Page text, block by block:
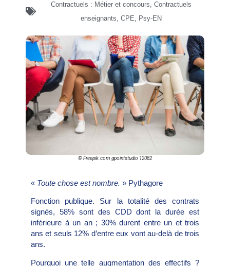
Contractuels : Métier et concours, Contractuels
enseignants, CPE, Psy-EN
© Freepik.com gpointstudio 12082
« Toute chose est nombre. » Pythagore
Fonction publique. Sur la totalité des contrats
signés, 58% sont des CDD dont la durée est
inférieure à un an ; 30% durent entre un et trois
ans et seuls 12% d’entre eux vont au-delà de trois
ans.
Pourquoi une telle augmentation des effectifs ?